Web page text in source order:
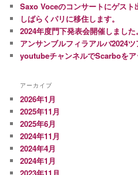
Saxo Voceのコンサートにゲスト
しばらくパリに移住します。
2024年度門下発表会開催しました。
アンサンブルフィラアルバ2024ツ
youtubeチャンネルでScarboをア
アーカイブ
2026年1月
2025年11月
2025年6月
2024年11月
2024年4月
2024年1月